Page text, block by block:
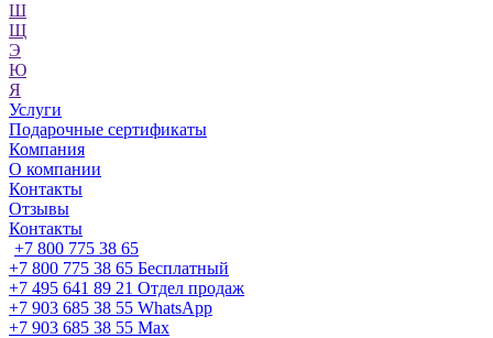
Ш
Щ
Э
Ю
Я
Услуги
Подарочные сертификаты
Компания
О компании
Контакты
Отзывы
Контакты
+7 800 775 38 65
+7 800 775 38 65 Бесплатный
+7 495 641 89 21 Отдел продаж
+7 903 685 38 55 WhatsApp
+7 903 685 38 55 Max